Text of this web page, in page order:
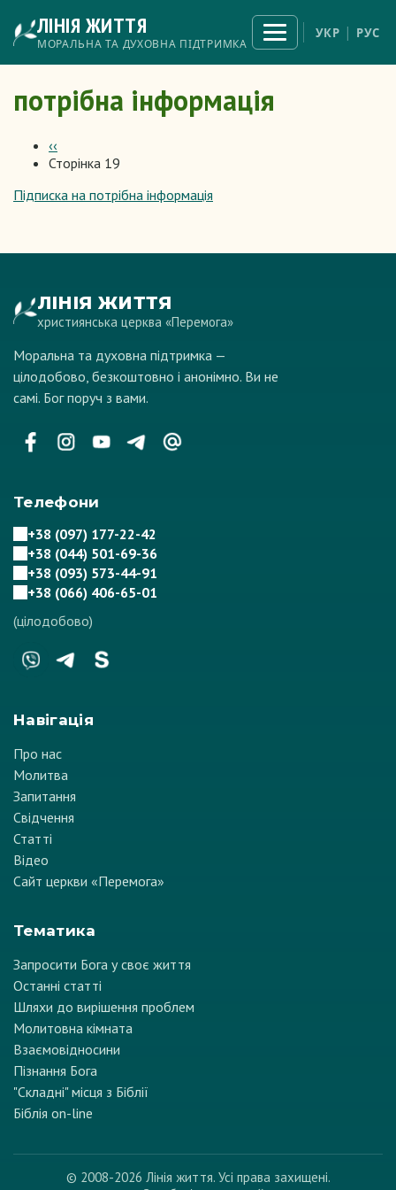
до
основного
вмісту
ЛІНІЯ ЖИТТЯ
МОРАЛЬНА ТА ДУХОВНА ПІДТРИМКА
Відкрити
меню
УКР РУС
потрібна інформація
Розбивка
сторінки
Попередня
сторінка
‹‹
Сторінка 19
Підписка на потрібна інформація
ЛІНІЯ ЖИТТЯ
християнська церква «Перемога»
Моральна та духовна підтримка —
цілодобово, безкоштовно і анонімно. Ви не
самі. Бог поруч з вами.
Телефони
+38 (097) 177-22-42
+38 (044) 501-69-36
+38 (093) 573-44-91
+38 (066) 406-65-01
(цілодобово)
Навігація
Про нас
Молитва
Запитання
Свідчення
Статті
Відео
Сайт церкви «Перемога»
Тематика
Запросити Бога у своє життя
Останні статті
Шляхи до вирішення проблем
Молитовна кімната
Взаємовідносини
Пізнання Бога
"Складні" місця з Біблії
Біблія on-line
© 2008-2026 Лінія життя. Усі права захищені.